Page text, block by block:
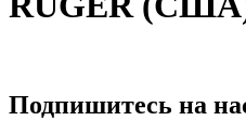
Подпишитесь на